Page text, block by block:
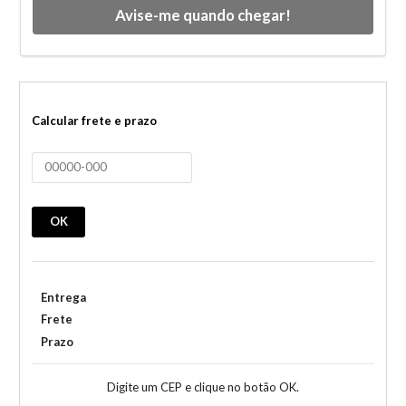
Avise-me quando chegar!
Calcular frete e prazo
OK
Entrega
Frete
Prazo
Digite um CEP e clique no botão OK.